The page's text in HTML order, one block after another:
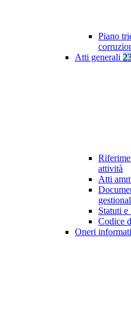
Piano
Atti generali
attività
Atti
Statuti
Codice
Oneri